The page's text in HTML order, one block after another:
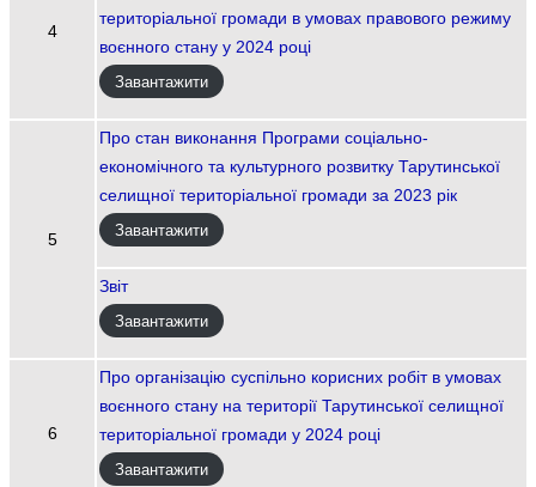
4
територіальної громади в умовах правового режиму
воєнного стану у 2024 році
Завантажити
5
Про стан виконання Програми соціально-
економічного та культурного розвитку Тарутинської
селищної територіальної громади за 2023 рік
Завантажити
Звіт
Завантажити
6
Про організацію суспільно корисних робіт в умовах
воєнного стану на території Тарутинської селищної
територіальної громади у 2024 році
Завантажити